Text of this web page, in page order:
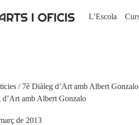
L’Escola
/ 7è Diàleg d’Art amb Albert Gonzalo
d’Art amb Albert Gonzalo
de 2013